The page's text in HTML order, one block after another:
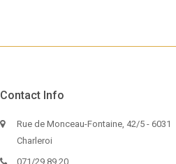
Contact Info
Rue de Monceau-Fontaine, 42/5 - 6031
Charleroi
071/29.89.20